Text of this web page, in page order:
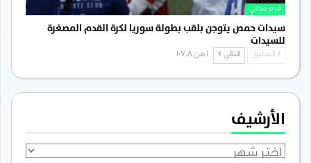
قدم محلي
سيدات حمص يتوجن بلقب بطولة سوريا لكرة القدم المصغرة
للسيدات
السابق التالي
الأرشيف
الأرشيف